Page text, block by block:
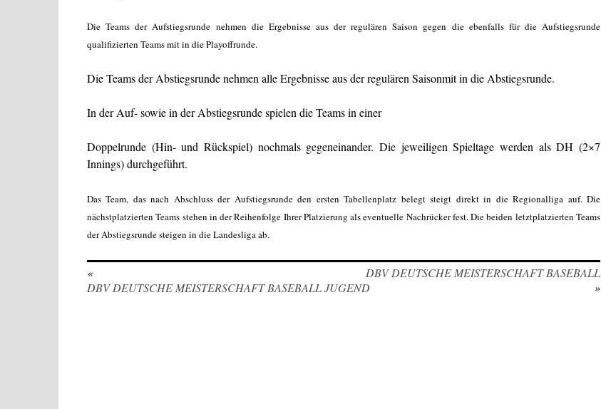
Die Teams der Aufstiegsrunde nehmen die Ergebnisse aus der regulären Saison gegen die ebenfalls für die Aufstiegsrunde
qualifizierten Teams mit in die Playoffrunde.
Die Teams der Abstiegsrunde nehmen alle Ergebnisse aus der regulären Saisonmit in die Abstiegsrunde.
In der Auf- sowie in der Abstiegsrunde spielen die Teams in einer
Doppelrunde (Hin- und Rückspiel) nochmals gegeneinander. Die jeweiligen Spieltage werden als DH (2×7
Innings) durchgeführt.
Das Team, das nach Abschluss der Aufstiegsrunde den ersten Tabellenplatz belegt steigt direkt in die Regionalliga auf. Die
nächstplatzierten Teams stehen in der Reihenfolge Ihrer Platzierung als eventuelle Nachrücker fest. Die beiden letztplatzierten Teams
der Abstiegsrunde steigen in die Landesliga ab.
«
DBV DEUTSCHE MEISTERSCHAFT BASEBALL JUGEND
DBV DEUTSCHE MEISTERSCHAFT BASEBALL
»